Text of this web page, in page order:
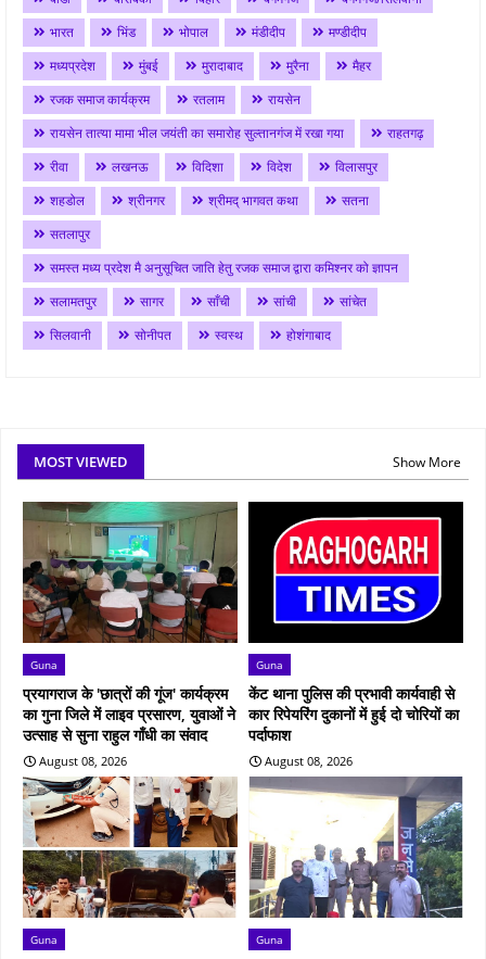
भारत
भिंड भोपाल मंडीदीप
मण्डीदीप
मध्यप्रदेश
मुंबई मुरादाबाद मुरैना
मैहर
रजक समाज कार्यक्रम
रतलाम
रायसेन
रायसेन तात्या मामा भील जयंती का समारोह सुल्तानगंज में रखा गया
राहतगढ़
रीवा
लखनऊ विदिशा विदेश
विलासपुर
शहडोल
श्रीनगर श्रीमद् भागवत कथा
सतना
सतलापुर
समस्त मध्य प्रदेश मै अनुसूचित जाति हेतु रजक समाज द्वारा कमिश्नर को ज्ञापन
सलामतपुर
सागर साँची सांची
सांचेत
सिलवानी
सोनीपत स्वस्थ होशंगाबाद
MOST VIEWED Show More
Guna
प्रयागराज के 'छात्रों की गूंज' कार्यक्रम
का गुना जिले में लाइव प्रसारण, युवाओं ने
उत्साह से सुना राहुल गाँधी का संवाद
August 08, 2026
Guna
केंट थाना पुलिस की प्रभावी कार्यवाही से
कार रिपेयरिंग दुकानों में हुई दो चोरियों का
पर्दाफाश
August 08, 2026
Guna Guna